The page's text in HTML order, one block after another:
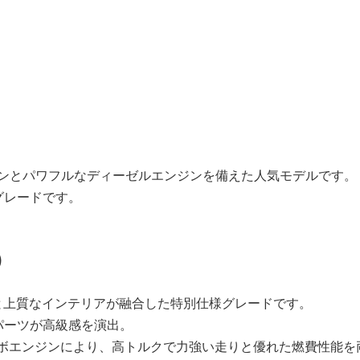
とパワフルなディーゼルエンジンを備えた人気モデルです。
ードです。
質なインテリアが融合した特別仕様グレードです。
ツが高級感を演出。
ンジンにより、高トルクで力強い走りと優れた燃費性能を